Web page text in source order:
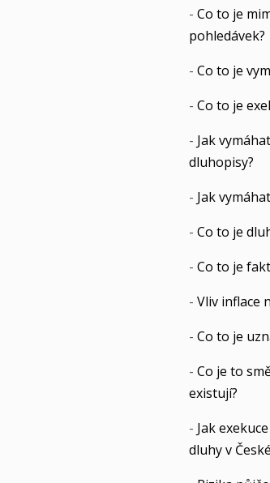
- Co to je
pohledávek?
- Co to je
- Co to je
- Jak
dluhopisy?
- Jak
- Co to je
- Co to je
- Vliv inflace
- Co to je
- Co je to
existují?
- Jak
dluhy v